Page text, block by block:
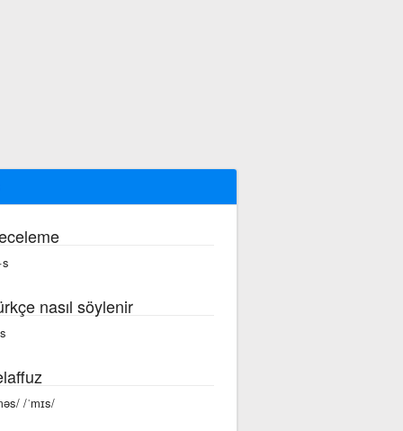
nasıl söylenir
/ˈmɪs/